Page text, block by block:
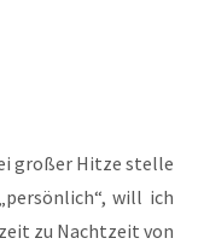
gro­ßer Hit­ze stel­le
will ich
zu Nacht­zeit von